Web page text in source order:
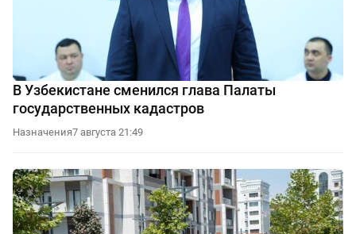
В Узбекистане сменился глава Палаты
государственных кадастров
Назначения7 августа 21:49